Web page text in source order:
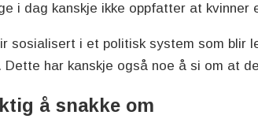
i dag kanskje ikke oppfatter at kvinner
sosialisert i et politisk system som blir
Dette har kanskje også noe å si om at
å snakke om